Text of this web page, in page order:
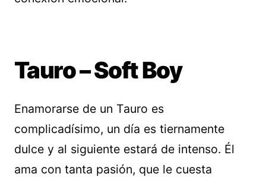
Tauro – Soft Boy
Enamorarse de un Tauro es
complicadísimo, un día es tiernamente
dulce y al siguiente estará de intenso. Él
ama con tanta pasión, que le cuesta